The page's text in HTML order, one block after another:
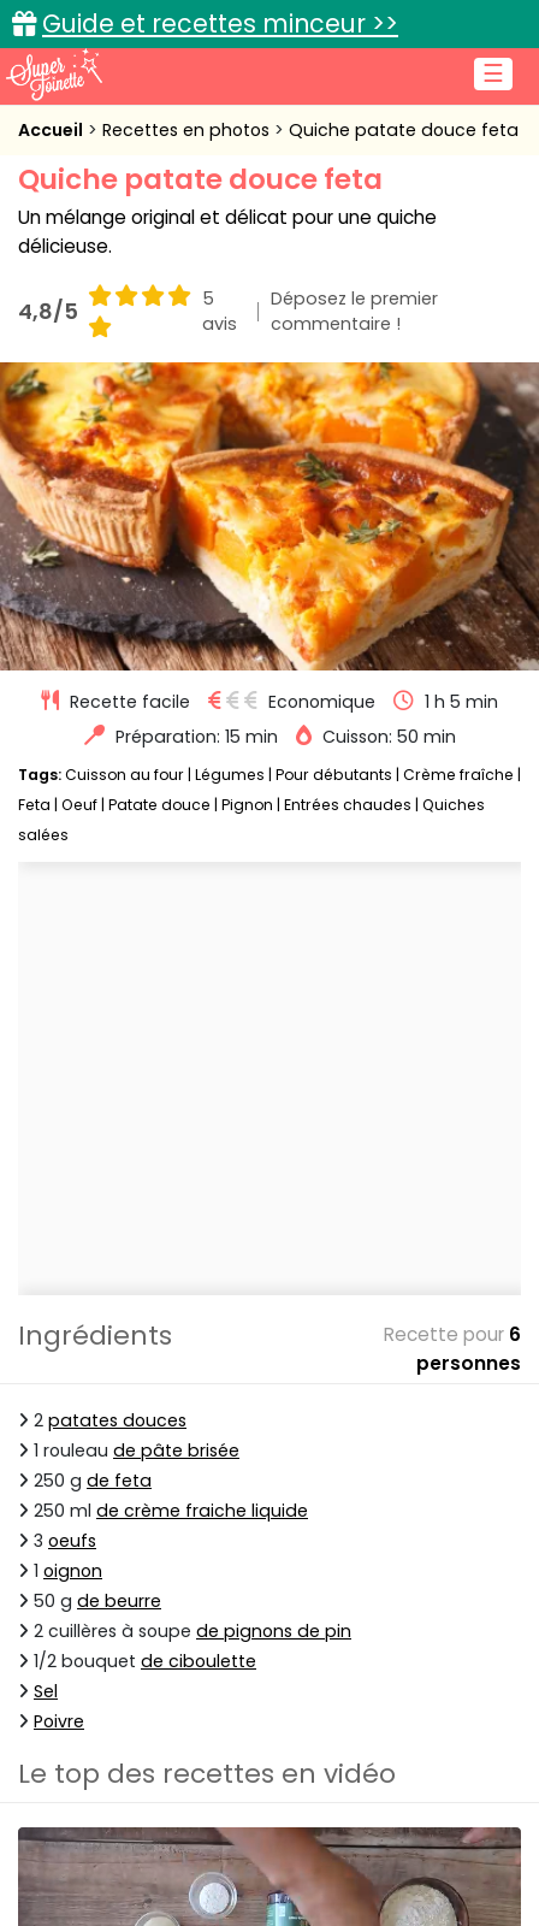
☰
Guide et recettes minceur >>
Accueil
Recettes de cuisine
Cuisine pratique
L'actu cuisine
Connexion
Accueil Recettes en photos Quiche patate douce feta
Quiche patate douce feta
Un mélange original et délicat pour une quiche
délicieuse.
4,8/5
5
avis
Déposez le premier
commentaire !
Recette facile Economique
1 h 5 min
Préparation: 15 min
Cuisson: 50 min
Tags:Cuisson au four Légumes Pour débutants Crème fraîche
Feta Oeuf Patate douce Pignon Entrées chaudes Quiches
salées
Ingrédients Recette pour 6
personnes
2 patates douces
1 rouleau de pâte brisée
250 g de feta
250 ml de crème fraiche liquide
3 oeufs
1 oignon
50 g de beurre
2 cuillères à soupe de pignons de pin
1/2 bouquet de ciboulette
Sel
Poivre
Le top des recettes en vidéo